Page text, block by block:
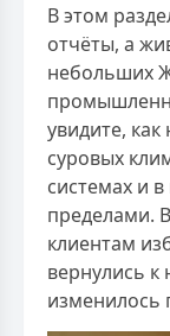
В этом
отчёты, а
небольших
увидите,
суровых
системах и
пределами.
клиентам
вернулись к
изменилось